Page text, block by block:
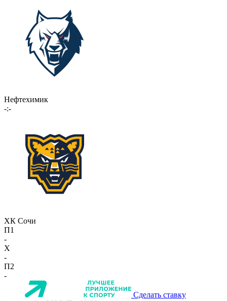
Нефтехимик
-:-
ХК Сочи
П1
-
X
-
П2
-
Сделать ставку